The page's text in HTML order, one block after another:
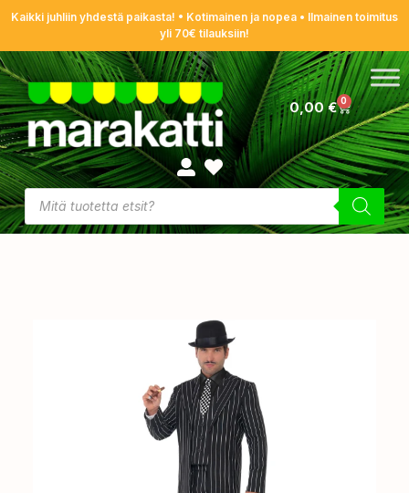
Kaikki juhliin yhdestä paikasta! • Kotimainen ja nopea • Ilmainen toimitus
yli 70€ tilauksiin!
0,00€ 0